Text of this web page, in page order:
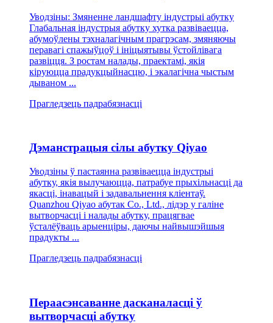
Уводзіны: Змяненне ландшафту індустрыі абутку
Глабальная індустрыя абутку хутка развіваецца,
абумоўлены тэхналагічным прагрэсам, змяняючы
перавагі спажыўцоў і ініцыятывы ўстойлівага
развіцця. З ростам налады, праектамі, якія
кіруюцца прадукцыйнасцю, і экалагічна чыстым
дываном ...
Прагледзець падрабязнасці
Дэманстрацыя сілы абутку Qiyao
Уводзіны ў пастаянна развіваецца індустрыі
абутку, якія вылучаюцца, патрабуе прыхільнасці да
якасці, інавацый і задавальнення кліентаў.
Quanzhou Qiyao абутак Co., Ltd., лідэр у галіне
вытворчасці і налады абутку, працягвае
ўсталёўваць арыенціры, даючы найвышэйшыя
прадукты ...
Прагледзець падрабязнасці
Пераасэнсаванне дасканаласці ў
вытворчасці абутку